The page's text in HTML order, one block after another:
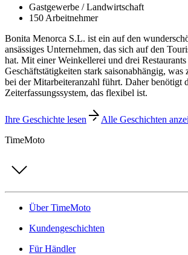
Gastgewerbe / Landwirtschaft
150 Arbeitnehmer
Bonita Menorca S.L. ist ein auf den
ansässiges Unternehmen, das sich auf den
hat. Mit einer Weinkellerei und drei
Geschäftstätigkeiten stark saisonabhängig, was
bei der Mitarbeiteranzahl führt. Daher benötigt
Zeiterfassungssystem, das flexibel ist.
Ihre Geschichte lesen
Alle Geschichten
TimeMoto
Über TimeMoto
Kundengeschichten
Für Händler